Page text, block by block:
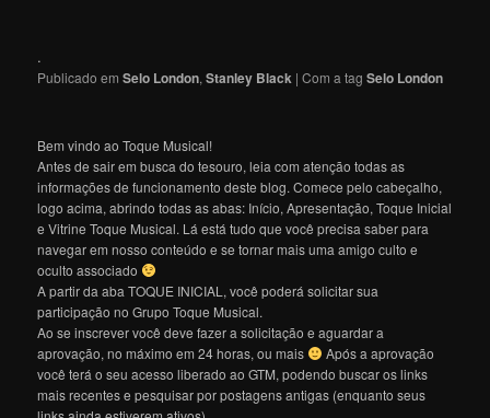
.
Publicado em Selo London,Stanley Black |Com a tagSelo London
Bem vindo ao Toque Musical!
Antes de sair em busca do tesouro, leia com atenção todas as
informações de funcionamento deste blog. Comece pelo cabeçalho,
logo acima, abrindo todas as abas: Início, Apresentação, Toque Inicial
e Vitrine Toque Musical. Lá está tudo que você precisa saber para
navegar em nosso conteúdo e se tornar mais uma amigo culto e
oculto associado
A partir da aba TOQUE INICIAL, você poderá solicitar sua
participação no Grupo Toque Musical.
Ao se inscrever você deve fazer a solicitação e aguardar a
aprovação, no máximo em 24 horas, ou mais
Após a aprovação
você terá o seu acesso liberado ao GTM, podendo buscar os links
mais recentes e pesquisar por postagens antigas (enquanto seus